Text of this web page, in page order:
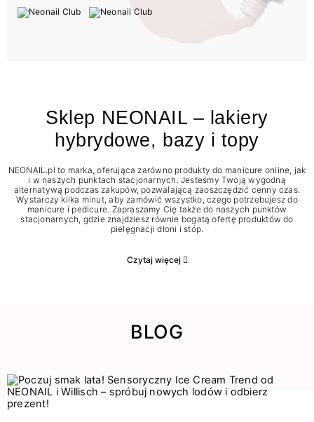
Sklep NEONAIL – lakiery
hybrydowe, bazy i topy
NEONAIL.pl to marka, oferująca zarówno produkty do manicure online, jak
i w naszych punktach stacjonarnych. Jesteśmy Twoją wygodną
alternatywą podczas zakupów, pozwalającą zaoszczędzić cenny czas.
Wystarczy kilka minut, aby zamówić wszystko, czego potrzebujesz do
manicure i pedicure. Zapraszamy Cię także do naszych punktów
stacjonarnych, gdzie znajdziesz równie bogatą ofertę produktów do
pielęgnacji dłoni i stóp.
Czytaj więcej
BLOG